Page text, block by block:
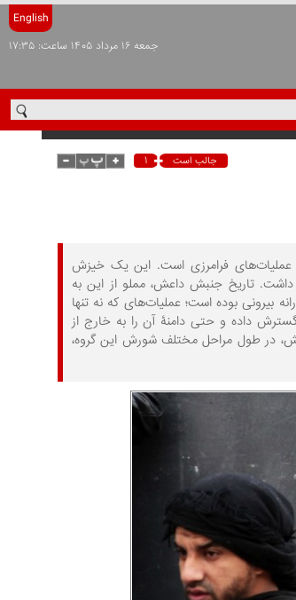
English
جمعه ۱۶ مرداد ۱۴۰۵ ساعت: ۱۷:۳۵
جالب است ۱
عملیات‌های فرامرزی است. این یک خیزش
تاریخ جنبش داعش، مملو از این به
بیرونی بوده است؛ عملیات‌های که نه تنها
داده و حتی دامنۀ آن را به خارج از
در طول مراحل مختلف شورش این گروه،